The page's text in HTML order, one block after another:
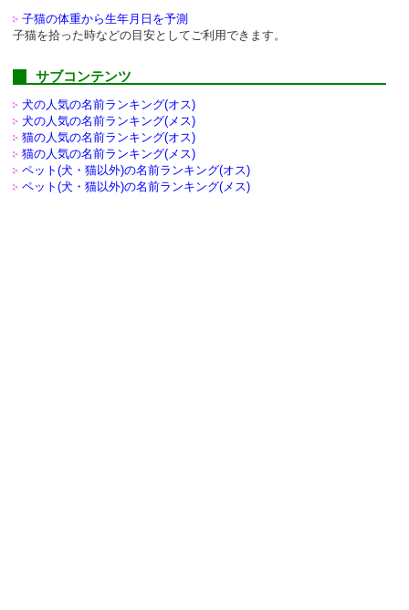
子猫の体重から生年月日を予測
子猫を拾った時などの目安としてご利用できます。
サブコンテンツ
犬の人気の名前ランキング(オス)
犬の人気の名前ランキング(メス)
猫の人気の名前ランキング(オス)
猫の人気の名前ランキング(メス)
ペット(犬・猫以外)の名前ランキング(オス)
ペット(犬・猫以外)の名前ランキング(メス)